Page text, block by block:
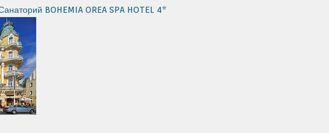
BOHEMIA OREA SPA HOTEL 4*